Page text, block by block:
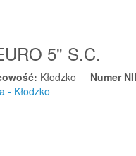
5" S.C.
Kłodzko Numer
- Kłodzko